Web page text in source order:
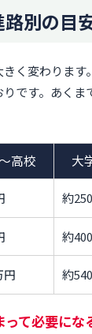
別の目
く変わりま
です。あく
高校 大
約
約
円 約
て必要にな